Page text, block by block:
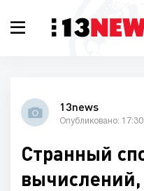
13news
Опубликовано:
Странный